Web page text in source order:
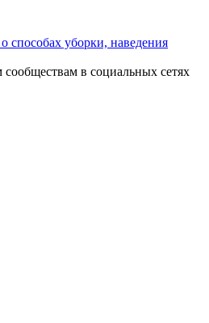
уборки, наведения
в социальных сетях